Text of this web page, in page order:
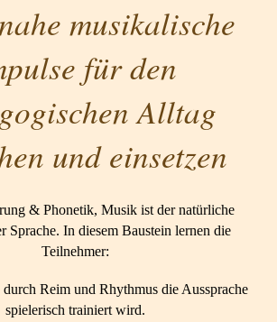
musikalische
für den
Alltag
und einsetzen
& Phonetik, Musik ist der natürliche
Sprache. In diesem Baustein lernen die
Teilnehmer:
Reim und Rhythmus die Aussprache
spielerisch trainiert wird.